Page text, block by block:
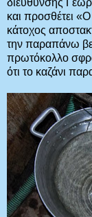
και προσθέτει
κάτοχος
την παραπάνω
πρωτόκολλο
ότι το καζάνι